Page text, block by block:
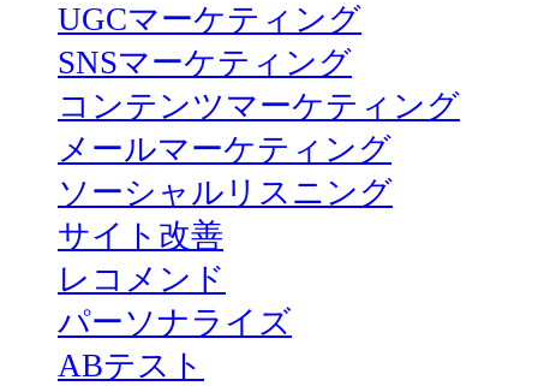
UGCマーケティング
SNSマーケティング
コンテンツマーケティング
メールマーケティング
ソーシャルリスニング
サイト改善
レコメンド
パーソナライズ
ABテスト